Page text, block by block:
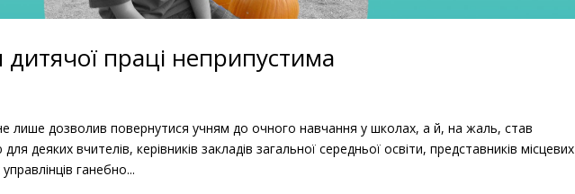
дитячої праці неприпустима
лише дозволив повернутися учням до очного навчання у школах, а й, на жаль, став
деяких вчителів, керівників закладів загальної середньої освіти, представників місцевих
ганебно...